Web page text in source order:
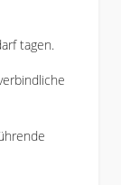
tagen.